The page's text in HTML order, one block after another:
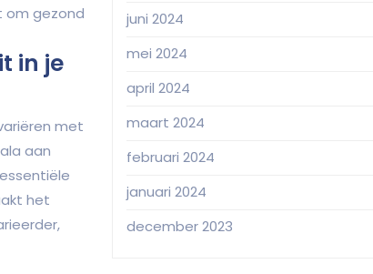
om gezond
in je
met
aan
het
juni 2024
mei 2024
april 2024
maart 2024
februari 2024
januari 2024
december 2023